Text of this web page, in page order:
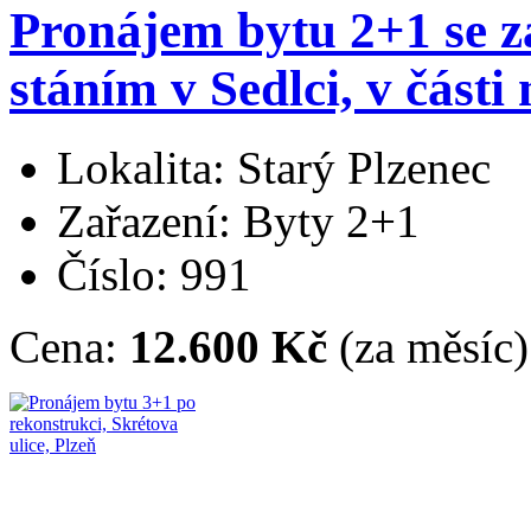
Pronájem bytu 2+1 se
stáním v Sedlci, v části
Lokalita: Starý Plzenec
Zařazení: Byty 2+1
Číslo: 991
Cena: 12.600 Kč (za měsíc)